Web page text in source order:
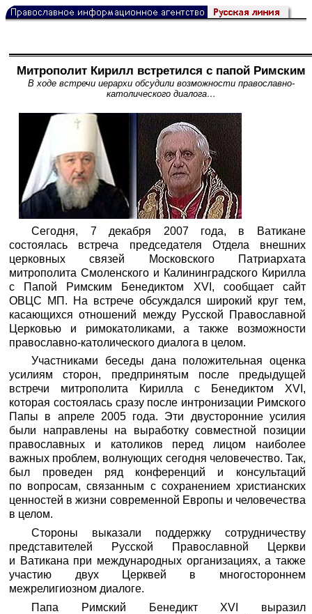
Митрополит Кирилл встретился с папой Римским
В ходе встречи иерархи обсудили возможности православно-
католического диалога…
Сегодня, 7 декабря 2007 года, в Ватикане
состоялась встреча председателя Отдела внешних
церковных связей Московского Патриархата
митрополита Смоленского и Калининградского Кирилла
с Папой Римским Бенедиктом XVI, сообщает сайт
ОВЦС МП. На встрече обсуждался широкий круг тем,
касающихся отношений между Русской Православной
Церковью и римокатоликами, а также возможности
православно-католического диалога в целом.
Участниками беседы дана положительная оценка
усилиям сторон, предпринятым после предыдущей
встречи митрополита Кирилла с Бенедиктом XVI,
которая состоялась сразу после интронизации Римского
Папы в апреле 2005 года. Эти двусторонние усилия
были направлены на выработку совместной позиции
православных и католиков перед лицом наиболее
важных проблем, волнующих сегодня человечество. Так,
был проведен ряд конференций и консультаций
по вопросам, связанным с сохранением христианских
ценностей в жизни современной Европы и человечества
в целом.
Стороны выказали поддержку сотрудничеству
представителей Русской Православной Церкви
и Ватикана при международных организациях, а также
участию двух Церквей в многостороннем
межрелигиозном диалоге.
Папа Римский Бенедикт XVI выразил